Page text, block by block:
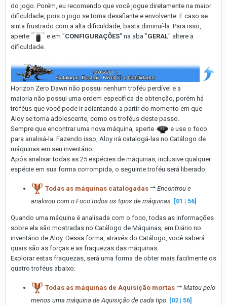
do jogo. Porém, eu recomendo que você jogue diretamente na maior
dificuldade, pois o jogo se torna desafiante e envolvente. E caso se
sinta frustrado com a alta dificuldade, basta diminuí-la. Para isso,
aperte
e em "CONFIGURAÇÕES" na aba "GERAL" altere a
dificuldade.
Horizon Zero Dawn não possui nenhum troféu perdível e a
maioria não possui uma ordem específica de obtenção, porém há
troféus que você pode ir adiantando a partir do momento em que
Aloy se torna adolescente, como os troféus deste passo.
Sempre que encontrar uma nova máquina, aperte
e use o foco
para analisá-la. Fazendo isso, Aloy irá catalogá-las no Catálogo de
máquinas em seu inventário.
Após analisar todas as 25 espécies de máquinas, inclusive qualquer
espécie em sua forma corrompida, o seguinte troféu será liberado:
Todas as máquinas catalogadas ⇀ Encontrou e
analisou com o Foco todos os tipos de máquinas. [01 | 56]
Quando uma máquina é analisada com o foco, todas as informações
sobre ela são mostradas no Catálogo de Máquinas, em Diário no
inventário de Aloy. Dessa forma, através do Catálogo, você saberá
quais são as forças e as fraquezas das máquinas.
Explorar estas fraquezas, será uma forma de obter mais facilmente os
quatro troféus abaixo:
Todas as máquinas de Aquisição mortas ⇀ Matou pelo
menos uma máquina de Aquisição de cada tipo. [02 | 56]